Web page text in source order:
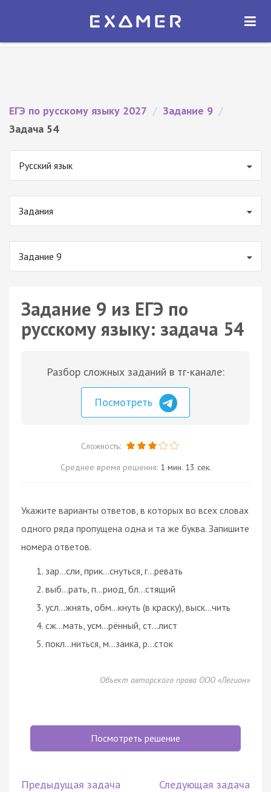
Экзамер — ЕГЭ 2027
ОТКРЫТЬ
ЕГЭ по русскому языку 2027 / Задание 9 /
Задача 54
Русский язык
Задания
Задание 9
Задание 9 из ЕГЭ по
русскому языку: задача 54
Разбор сложных заданий в тг-канале:
Посмотреть
Сложность:
Среднее время решения: 1 мин. 13 сек.
Укажите варианты ответов, в которых во всех словах
одного ряда пропущена одна и та же буква. Запишите
номера ответов.
зар...сли, прик...снуться, г...ревать
выб...рать, п...риод, бл...стящий
усл...жнять, обм...кнуть (в краску), выск...чить
сж...мать, усм...рённый, ст...лист
покл...ниться, м...заика, р...сток
Объект авторского права ООО «Легион»
Посмотреть решение
Предыдущая задача Следующая задача